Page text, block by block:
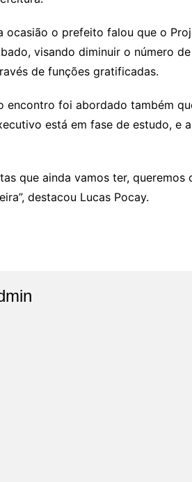
ocasião o prefeito falou que o
visando diminuir o número
de funções gratificadas.
encontro foi abordado também
está em fase de estudo,
que ainda vamos ter,
destacou Lucas Pocay.